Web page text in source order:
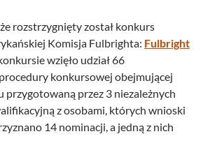
rozstrzygnięty został konkurs
Komisja Fulbrighta: Fulbright
wzięło udział 66
konkursowej obejmującej
przez 3 niezależnych
z osobami, których wnioski
14 nominacji, a jedną z nich